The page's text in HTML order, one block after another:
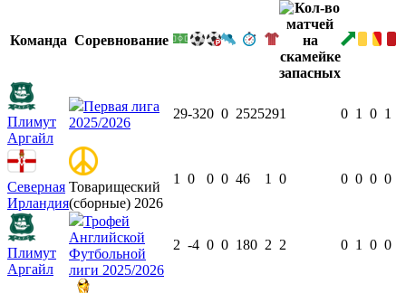
Команда Соревнование
Плимут
Аргайл
Первая лига
2025/2026
29-320 0 2525291 0 1 0 1
Северная
Ирландия
Товарищеский
(сборные) 2026
1 0 0 0 46 1 0 0 0 0 0
Плимут
Аргайл
Трофей
Английской
Футбольной
лиги 2025/2026
2 -4 0 0 180 2 2 0 1 0 0